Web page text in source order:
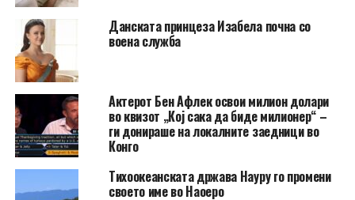
Данската принцеза Изабела почна со
воена служба
Актерот Бен Афлек освои милион долари
во квизот „Кој сака да биде милионер“ –
ги донираше на локалните заедници во
Конго
Тихоокеанската држава Науру го промени
своето име во Наоеро